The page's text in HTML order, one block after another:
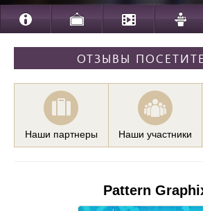
ОТЗЫВЫ
Наши партнеры Наши участники
Pattern